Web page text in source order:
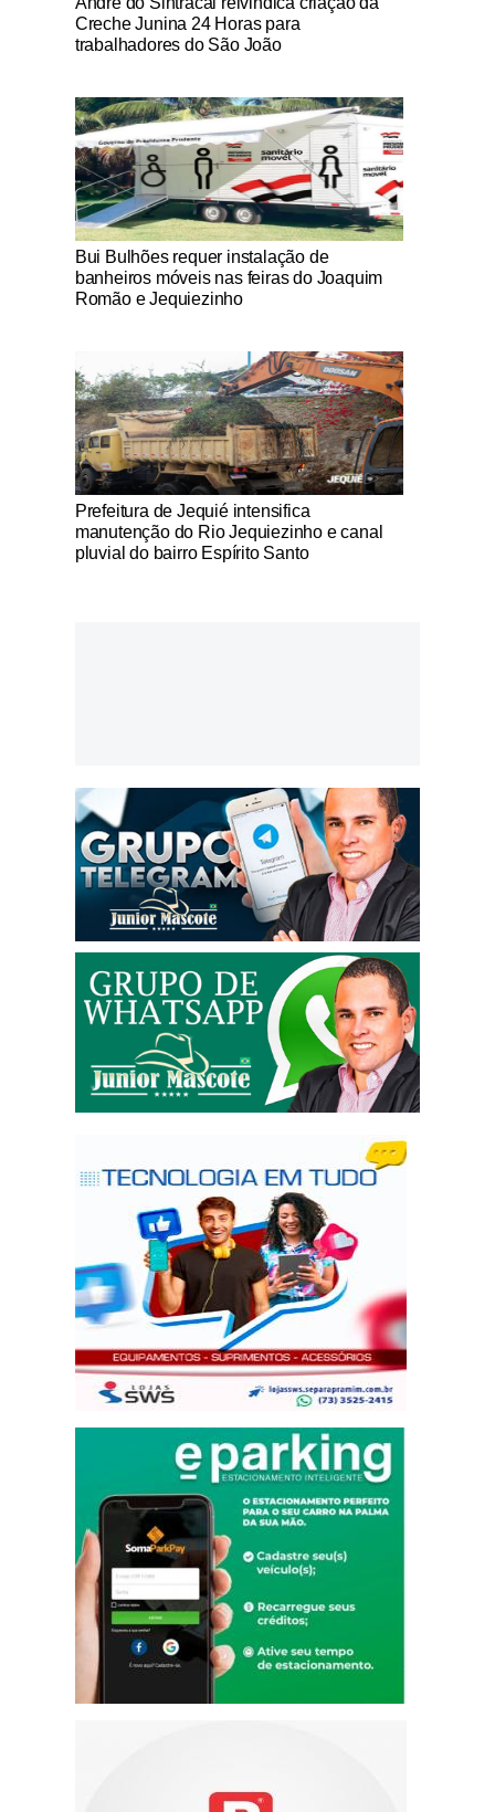
Creche Junina 24 Horas para
trabalhadores do São João
Notícias Católicas
Bui Bulhões requer instalação de
banheiros móveis nas feiras do Joaquim
Romão e Jequiezinho
Notícias Católicas
Prefeitura de Jequié intensifica
manutenção do Rio Jequiezinho e canal
pluvial do bairro Espírito Santo